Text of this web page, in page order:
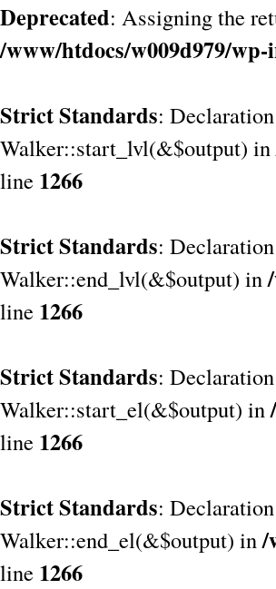
Deprecated: Assigning the
/www/htdocs/w009d979/
Strict Standards:
Walker::start_lvl(&$output) in
line 1266
Strict Standards:
Walker::end_lvl(&$output) in
line 1266
Strict Standards:
Walker::start_el(&$output) in
line 1266
Strict Standards:
Walker::end_el(&$output) in/
line 1266